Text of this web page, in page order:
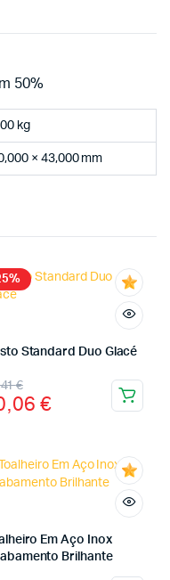
50%
kg
× 43,000 mm
Standard Duo Glacé
€
€
Em Aço Inox
Brilhante